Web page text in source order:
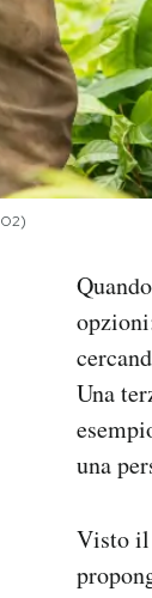
Una
una
Visto il